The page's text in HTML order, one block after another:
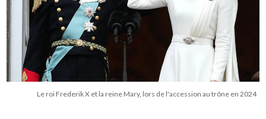
Le roi Frederik X et la reine Mary, lors de l'accession au trône en 2024